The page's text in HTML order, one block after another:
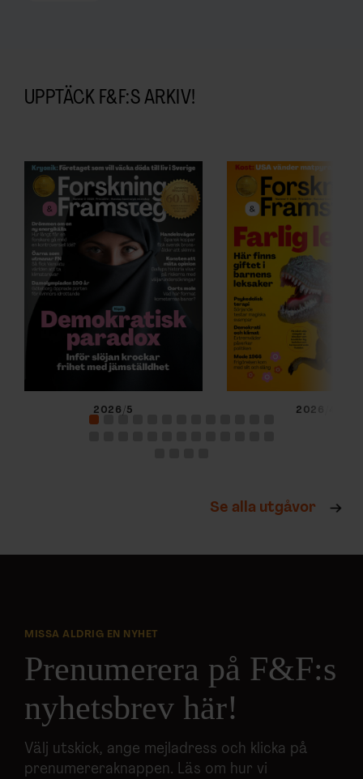
UPPTÄCK F&F:S ARKIV!
2026/5 2026/4
Se alla utgåvor
MISSA ALDRIG EN NYHET
Prenumerera på F&F:s
nyhetsbrev här!
Välj utskick, ange mejladress och klicka på
prenumereraknappen. Läs om hur vi